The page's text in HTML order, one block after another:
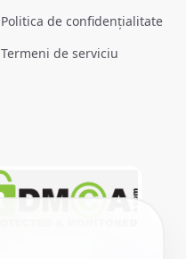
Politica de confidențialitate
Termeni de serviciu